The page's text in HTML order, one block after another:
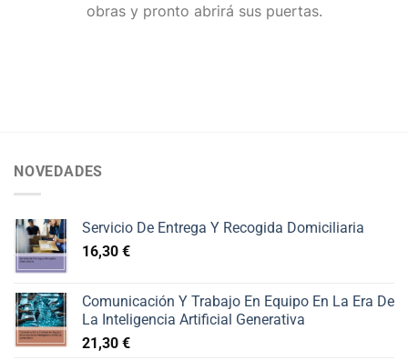
obras y pronto abrirá sus puertas.
NOVEDADES
Servicio De Entrega Y Recogida Domiciliaria
16,30 €
Comunicación Y Trabajo En Equipo En La Era De
La Inteligencia Artificial Generativa
21,30 €